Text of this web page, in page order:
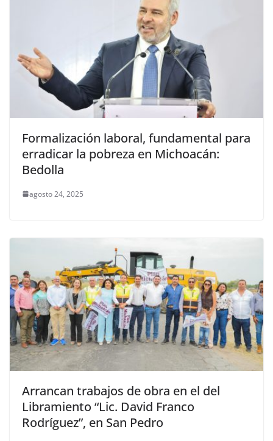
Formalización laboral, fundamental para
erradicar la pobreza en Michoacán:
Bedolla
agosto 24, 2025
Arrancan trabajos de obra en el del
Libramiento “Lic. David Franco
Rodríguez”, en San Pedro